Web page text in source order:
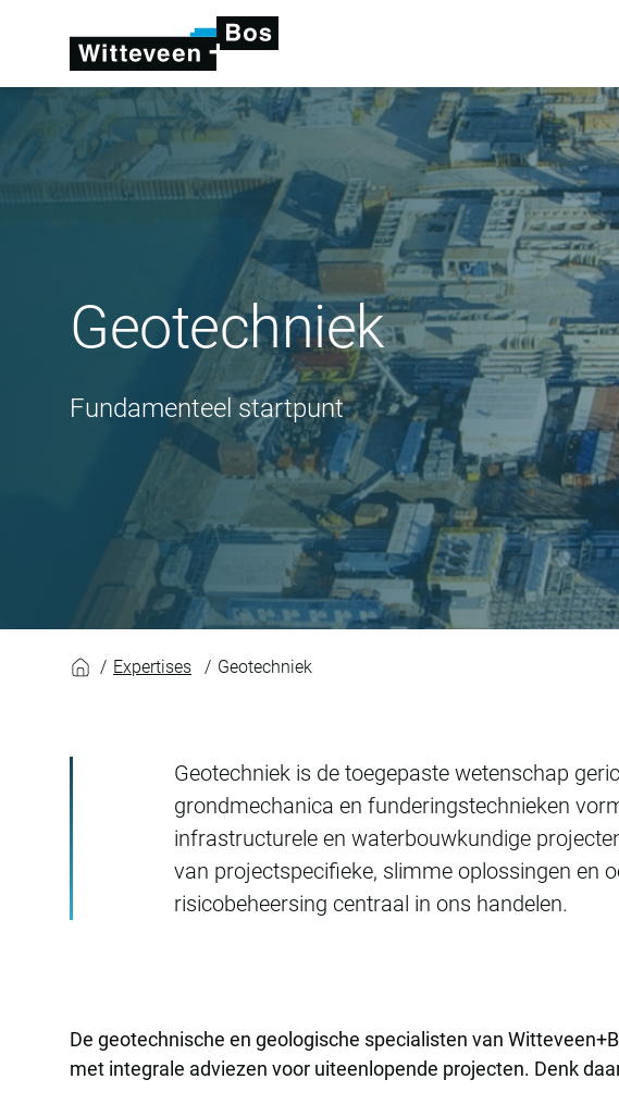
Geotechniek
Fundamenteel startpunt
Geotechniek
Expertises Geotechniek
Geotechniek is de toegepaste wetenschap
grondmechanica en funderingstechnieken
infrastructurele en waterbouwkundige
van projectspecifieke, slimme oplossingen en
risicobeheersing centraal in ons handelen.
De geotechnische en geologische specialisten van
met integrale adviezen voor uiteenlopende projecten. Denk